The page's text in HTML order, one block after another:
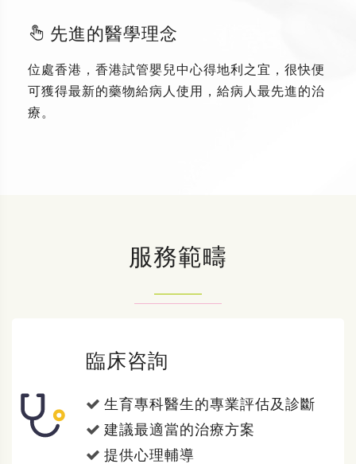
先進的醫學理念
位處香港，香港試管嬰兒中心得地利之宜，很快便
可獲得最新的藥物給病人使用，給病人最先進的治
療。
服務範疇
臨床咨詢
生育專科醫生的專業評估及診斷
建議最適當的治療方案
提供心理輔導